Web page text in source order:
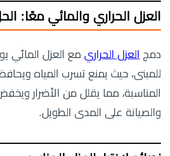
العزل الحراري والمائي معًا:
دمج العزل الحراري مع العزل المائي
للمبنى، حيث يمنع تسرب المياه
المناسبة، مما يقلل من الأضرار
والصيانة على المدى الطويل.